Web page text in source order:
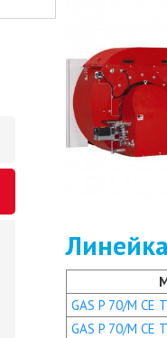
GAS P 70/M CE
GAS P 70/M CE